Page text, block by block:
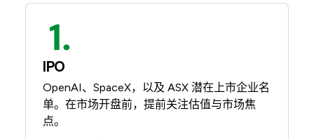
IPO
OpenAI、SpaceX，以及 ASX 潜在上市企业名
单。在市场开盘前，提前关注估值与市场焦
点。